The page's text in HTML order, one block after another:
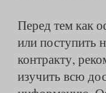
Перед тем как
или поступить
контракту,
изучить всю